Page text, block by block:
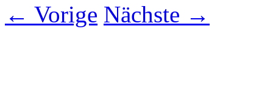
← Vorige Nächste →